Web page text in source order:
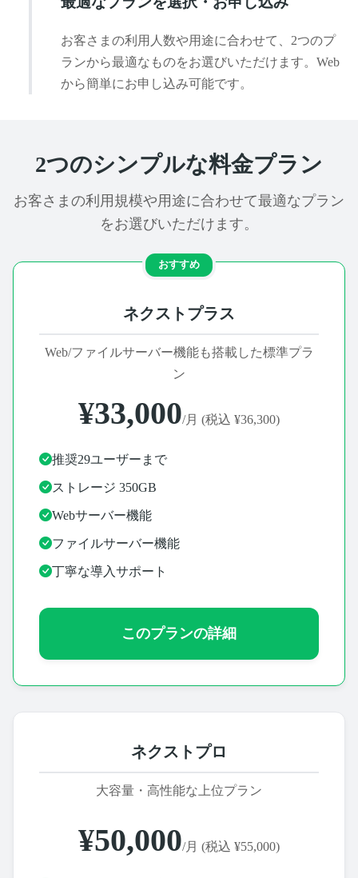
お客さまの利用人数や用途に合わせて、2つのプ
ランから最適なものをお選びいただけます。Web
から簡単にお申し込み可能です。
2つのシンプルな料金プラン
お客さまの利用規模や用途に合わせて最適なプラン
をお選びいただけます。
おすすめ
ネクストプラス
Web/ファイルサーバー機能も搭載した標準プラ
ン
¥33,000/月 (税込 ¥36,300)
推奨29ユーザーまで
ストレージ 350GB
Webサーバー機能
ファイルサーバー機能
丁寧な導入サポート
このプランの詳細
ネクストプロ
大容量・高性能な上位プラン
¥50,000/月 (税込 ¥55,000)